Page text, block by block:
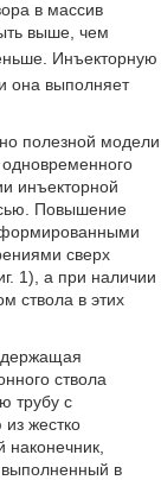
в массив
выше, чем
Инъекторную
она выполняет
полезной модели
инъекторной
Повышение
сверх
1), а при наличии
ствола в этих
ствола
трубу с
жестко
в